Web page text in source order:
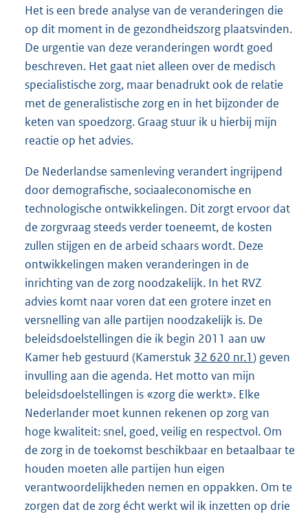
Het is een brede analyse van de veranderingen die
op dit moment in de gezondheidszorg plaatsvinden.
De urgentie van deze veranderingen wordt goed
beschreven. Het gaat niet alleen over de medisch
specialistische zorg, maar benadrukt ook de relatie
met de generalistische zorg en in het bijzonder de
keten van spoedzorg. Graag stuur ik u hierbij mijn
reactie op het advies.
De Nederlandse samenleving verandert ingrijpend
door demografische, sociaaleconomische en
technologische ontwikkelingen. Dit zorgt ervoor dat
de zorgvraag steeds verder toeneemt, de kosten
zullen stijgen en de arbeid schaars wordt. Deze
ontwikkelingen maken veranderingen in de
inrichting van de zorg noodzakelijk. In het RVZ
advies komt naar voren dat een grotere inzet en
versnelling van alle partijen noodzakelijk is. De
beleidsdoelstellingen die ik begin 2011 aan uw
Kamer heb gestuurd (Kamerstuk 32 620 nr.1) geven
invulling aan die agenda. Het motto van mijn
beleidsdoelstellingen is «zorg die werkt». Elke
Nederlander moet kunnen rekenen op zorg van
hoge kwaliteit: snel, goed, veilig en respectvol. Om
de zorg in de toekomst beschikbaar en betaalbaar te
houden moeten alle partijen hun eigen
verantwoordelijkheden nemen en oppakken. Om te
zorgen dat de zorg écht werkt wil ik inzetten op drie